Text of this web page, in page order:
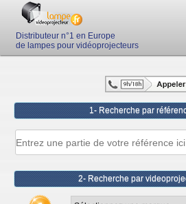
Distributeur n°1 en Europe
de lampes pour vidéoprojecteurs
1- Recherche par
2- Recherche par